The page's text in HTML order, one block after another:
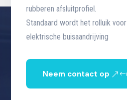
rubberen afsluitprofiel.
Standaard wordt het rolluik
elektrische buisaandrijving
Neem contact op